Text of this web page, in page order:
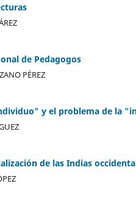
de Pedagogos
PÉREZ
y el problema de la
de las Indias